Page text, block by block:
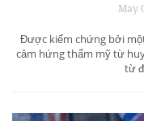
May
Được kiểm chứng bởi
cảm hứng thẩm mỹ từ
từ